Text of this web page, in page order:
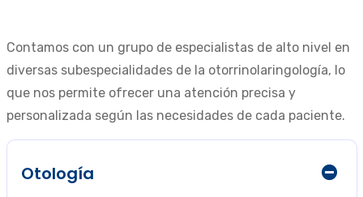
Contamos con un grupo de especialistas de alto nivel en
diversas subespecialidades de la otorrinolaringología, lo
que nos permite ofrecer una atención precisa y
personalizada según las necesidades de cada paciente.
Otología